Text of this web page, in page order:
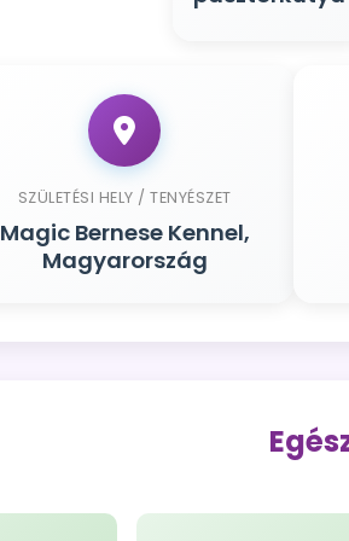
SZÜLETÉSI HELY / TENYÉSZET
Magic Bernese Kennel,
Magyarország